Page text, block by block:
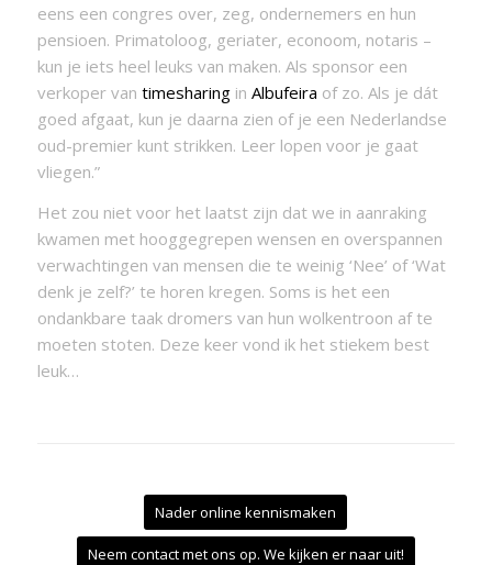
eens een congres over, zeg, ondernemers en hun
pensioen. Primatoloog, geriater, econoom, notaris –
kun je iets heel leuks van maken. Als sponsor een
verkoper van timesharingin Albufeira of zo. Als je dát
goed afgaat, kun je daarna zien of je een Nederlandse
oud-premier kunt strikken. Leer lopen voor je gaat
vliegen.”
Het zou niet voor het laatst zijn dat we in aanraking
kwamen met hooggegrepen wensen en overspannen
verwachtingen van mensen die te weinig ‘Nee’ of ‘Wat
denk je zelf?’ te horen kregen. Soms is het een
ondankbare taak dromers van hun wolkentroon af te
moeten stoten. Deze keer vond ik het stiekem best
leuk…
Nader online kennismaken
Neem contact met ons op. We kijken er naar uit!